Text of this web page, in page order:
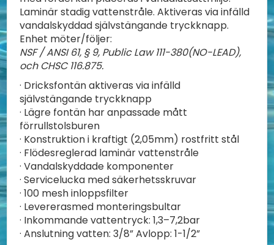
Laminär stadig vattenstråle. Aktiveras via infälld
vandalskyddad självstängande tryckknapp.
Enhet möter/följer:
NSF / ANSI 61, § 9, Public Law 111-380(NO-LEAD),
och CHSC 116.875.
· Dricksfontän aktiveras via infälld
självstängande tryckknapp
· Lägre fontän har anpassade mått
förrullstolsburen
· Konstruktion i kraftigt (2,05mm) rostfritt stål
· Flödesreglerad laminär vattenstråle
· Vandalskyddade komponenter
· Servicelucka med säkerhetsskruvar
· 100 mesh inloppsfilter
· Levererasmed monteringsbultar
· Inkommande vattentryck: 1,3–7,2bar
· Anslutning vatten: 3/8” Avlopp: 1-1/2”